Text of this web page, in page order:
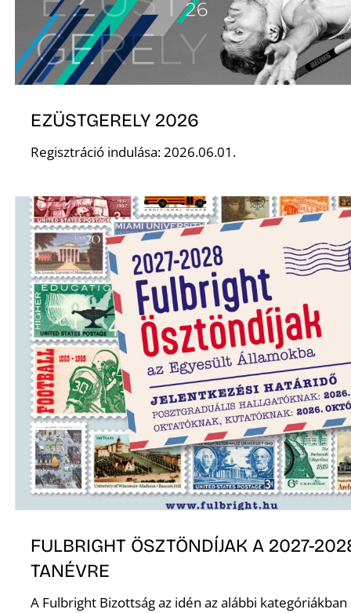
EZÜSTGERELY 2026
Regisztráció indulása: 2026.06.01.
FULBRIGHT ÖSZTÖNDÍJAK A 2027-
TANÉVRE
A Fulbright Bizottság az idén az alábbi